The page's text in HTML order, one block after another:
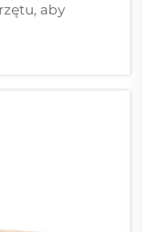
aby
na
toru do